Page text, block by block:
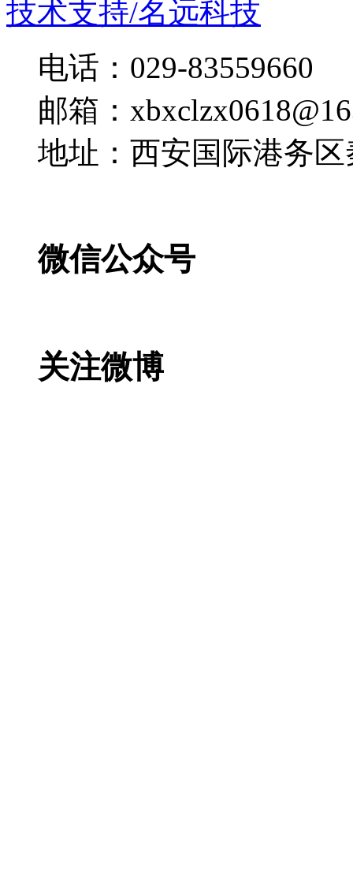
技术支持/名远科技
电话：029-83559660
邮箱：
地址：西安国际港务
微信公众号
关注微博